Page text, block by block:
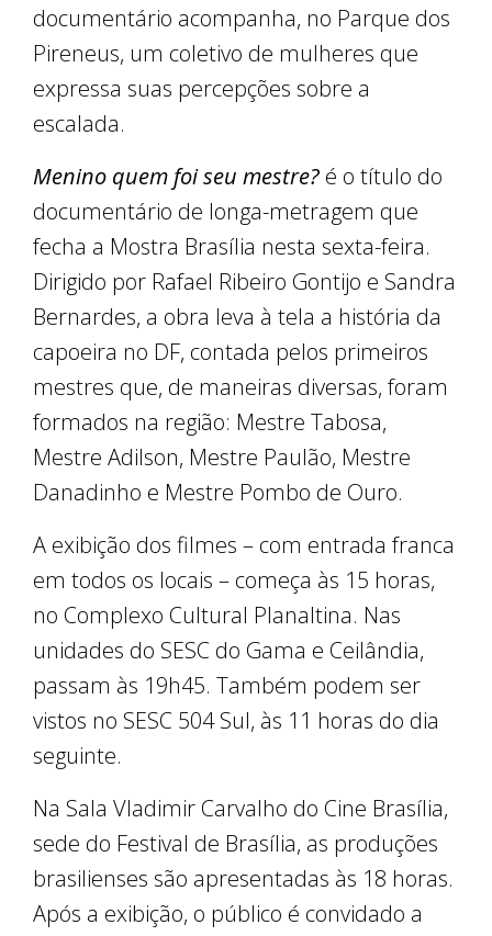
documentário acompanha, no Parque dos
Pireneus, um coletivo de mulheres que
expressa suas percepções sobre a
escalada.
Menino quem foi seu mestre? é o título do
documentário de longa-metragem que
fecha a Mostra Brasília nesta sexta-feira.
Dirigido por Rafael Ribeiro Gontijo e Sandra
Bernardes, a obra leva à tela a história da
capoeira no DF, contada pelos primeiros
mestres que, de maneiras diversas, foram
formados na região: Mestre Tabosa,
Mestre Adilson, Mestre Paulão, Mestre
Danadinho e Mestre Pombo de Ouro.
A exibição dos filmes – com entrada franca
em todos os locais – começa às 15 horas,
no Complexo Cultural Planaltina. Nas
unidades do SESC do Gama e Ceilândia,
passam às 19h45. Também podem ser
vistos no SESC 504 Sul, às 11 horas do dia
seguinte.
Na Sala Vladimir Carvalho do Cine Brasília,
sede do Festival de Brasília, as produções
brasilienses são apresentadas às 18 horas.
Após a exibição, o público é convidado a